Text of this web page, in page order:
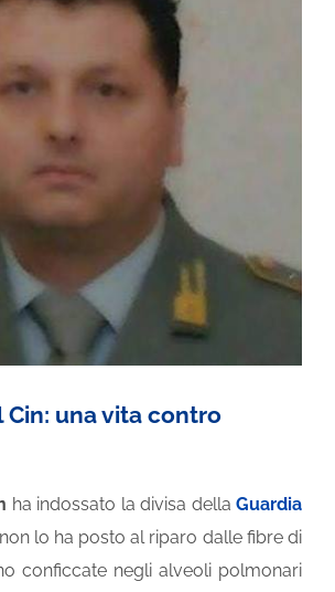
Cin: una vita contro
ha indossato la divisa della Guardia
lo ha posto al riparo dalle fibre di
conficcate negli alveoli polmonari